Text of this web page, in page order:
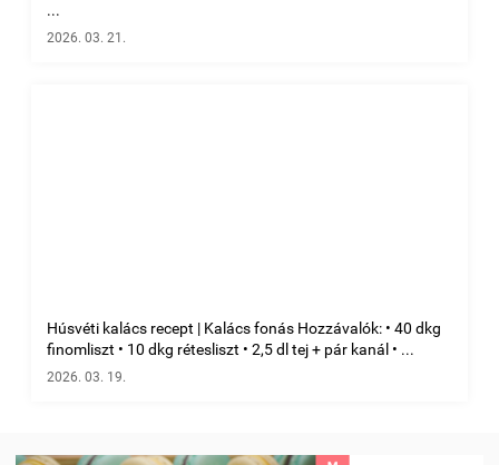
...
2026. 03. 21.
Húsvéti kalács recept | Kalács fonás Hozzávalók: • 40 dkg
finomliszt • 10 dkg rétesliszt • 2,5 dl tej + pár kanál • ...
2026. 03. 19.